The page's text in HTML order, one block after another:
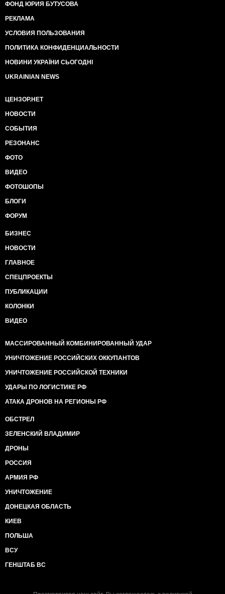
ФОНД ЮРИЯ БУТУСОВА
РЕКЛАМА
УСЛОВИЯ ПОЛЬЗОВАНИЯ
ПОЛИТИКА КОНФИДЕНЦИАЛЬНОСТИ
НОВИНИ УКРАЇНИ СЬОГОДНІ
UKRAINIAN NEWS
ЦЕНЗОР.НЕТ
НОВОСТИ
СОБЫТИЯ
РЕЗОНАНС
ФОТО
ВИДЕО
ФОТОШОПЫ
БЛОГИ
ФОРУМ
БИЗНЕС
НОВОСТИ
ГЛАВНОЕ
СПЕЦПРОЕКТЫ
ПУБЛИКАЦИИ
КОЛОНКИ
ВИДЕО
МАССИРОВАННЫЙ КОМБИНИРОВАННЫЙ УДАР
УНИЧТОЖЕНИЕ РОССИЙСКИХ ОККУПАНТОВ
УНИЧТОЖЕНИЕ РОССИЙСКОЙ ТЕХНИКИ
УДАРЫ ПО ЛОГИСТИКЕ РФ
АТАКА ДРОНОВ НА РЕГИОНЫ РФ
ОБСТРЕЛ
ЗЕЛЕНСКИЙ ВЛАДИМИР
ДРОНЫ
РОССИЯ
АРМИЯ РФ
УНИЧТОЖЕНИЕ
ДОНЕЦКАЯ ОБЛАСТЬ
КИЕВ
ПОЛЬША
ВСУ
ГЕНШТАБ ВС